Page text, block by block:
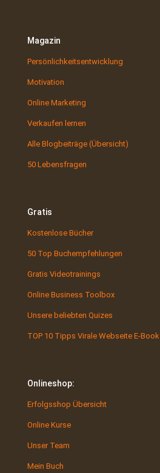
Magazin
Persönlichkeitsentwicklung
Motivation
Online Marketing
Verkaufen lernen
Alle Blogbeiträge (Übersicht)
50 Lebensfragen
Gratis
Kostenlose Bücher
50 Top Buchempfehlungen
Gratis Videotrainings
Online Business Toolbox
Unsere beliebten Quizes
TOP 10 Tipps Virale Webseite E-Book
Onlineshop:
Erfolgsshop Übersicht
Online Kurse
Unser Team
Mein Buch